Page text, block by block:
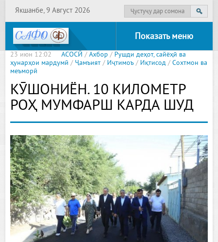
Якшанбе, 9 Август 2026
Показать меню
23 июн 12:02 АСОСӢ /Ахбор / Рушди деҳот, сайёҳӣ ва
ҳунарҳои мардумӣ / Ҷамъият / Иҷтимоъ / Иқтисод /Сохтмон ва
меъморӣ
КӮШОНИЁН. 10 КИЛОМЕТР
РОҲ МУМФАРШ КАРДА ШУД